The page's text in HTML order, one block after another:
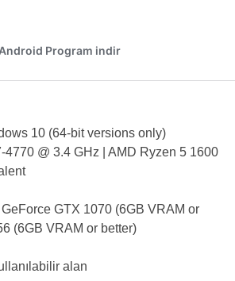
10 (64-bit versions only)
4770 @ 3.4 GHz | AMD Ryzen 5 1600
GeForce GTX 1070 (6GB VRAM or
(6GB VRAM or better)
alan